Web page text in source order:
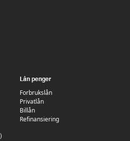
Lån penger
Forbrukslån
Privatlån
Billån
Refinansiering